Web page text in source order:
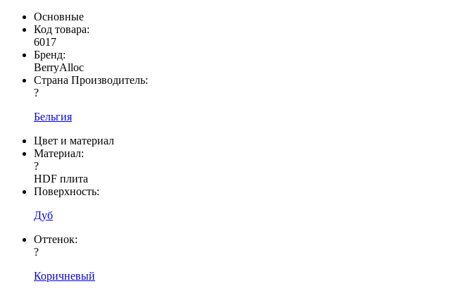
Основные
Код товара:
6017
Бренд:
BerryAlloc
Страна Производитель:
?
Бельгия
Цвет и материал
Материал:
?
HDF плита
Поверхность:
Дуб
Оттенок:
?
Коричневый